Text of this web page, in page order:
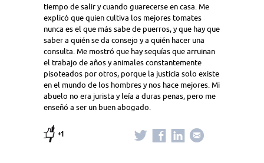
tiempo de salir y cuando guarecerse en casa. Me
explicó que quien cultiva los mejores tomates
nunca es el que más sabe de puerros, y que hay que
saber a quién se da consejo y a quién hacer una
consulta. Me mostró que hay sequías que arruinan
el trabajo de años y animales constantemente
pisoteados por otros, porque la justicia solo existe
en el mundo de los hombres y nos hace mejores. Mi
abuelo no era jurista y leía a duras penas, pero me
enseñó a ser un buen abogado.
+1